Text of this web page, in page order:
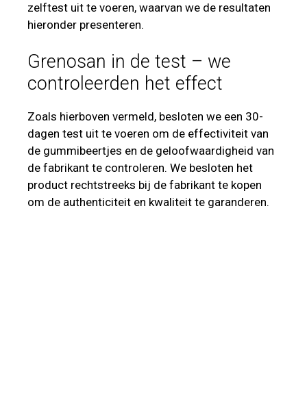
zelftest uit te voeren, waarvan we de resultaten
hieronder presenteren.
Grenosan in de test – we
controleerden het effect
Zoals hierboven vermeld, besloten we een 30-
dagen test uit te voeren om de effectiviteit van
de gummibeertjes en de geloofwaardigheid van
de fabrikant te controleren. We besloten het
product rechtstreeks bij de fabrikant te kopen
om de authenticiteit en kwaliteit te garanderen.